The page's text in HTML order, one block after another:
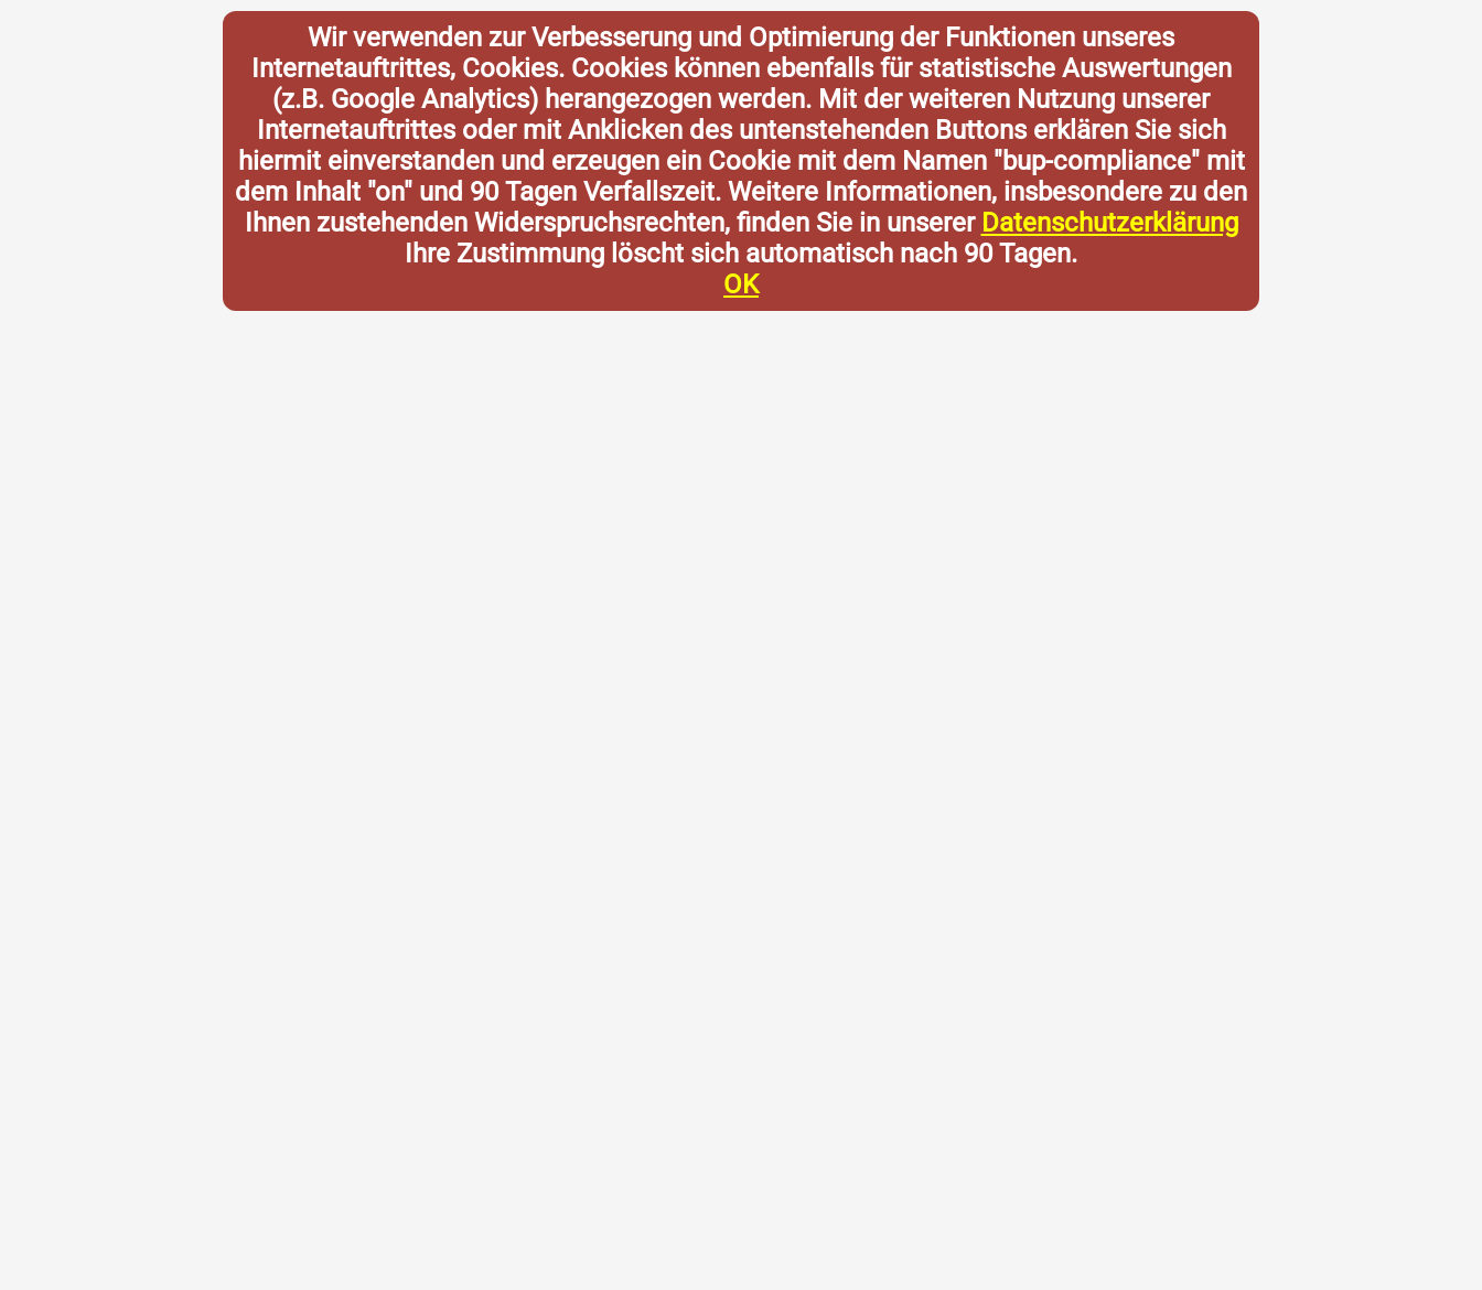
Wir verwenden zur Verbesserung und Optimierung der Funktionen unseres
Internetauftrittes, Cookies. Cookies können ebenfalls für statistische Auswertungen
(z.B. Google Analytics) herangezogen werden. Mit der weiteren Nutzung unserer
Internetauftrittes oder mit Anklicken des untenstehenden Buttons erklären Sie sich
hiermit einverstanden und erzeugen ein Cookie mit dem Namen "bup-compliance" mit
dem Inhalt "on" und 90 Tagen Verfallszeit. Weitere Informationen, insbesondere zu den
Ihnen zustehenden Widerspruchsrechten, finden Sie in unserer Datenschutzerklärung
Ihre Zustimmung löscht sich automatisch nach 90 Tagen.
OK